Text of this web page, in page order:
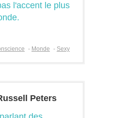
l'accent le plus
- Monde - Sexy
Peters